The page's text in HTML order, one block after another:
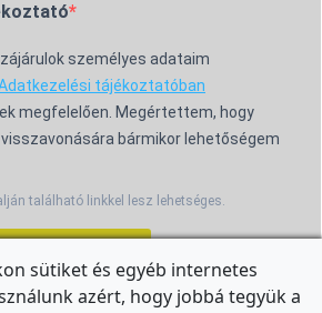
személyes adataim
tájékoztatóban
megfelelően. Megértettem, hogy
bármikor lehetőségem
található linkkel lesz lehetséges.
sütiket és egyéb internetes
azért, hogy jobbá tegyük a